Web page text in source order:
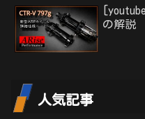
の解説
人気記事